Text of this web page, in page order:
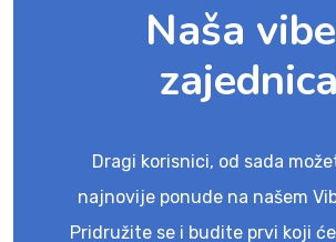
Naša
zajednica
Dragi korisnici, od sada
najnovije ponude na našem
Pridružite se i budite prvi koji